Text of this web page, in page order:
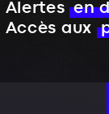
Alertes en
Accès aux